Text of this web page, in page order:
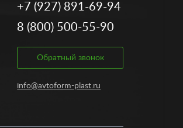
+7 (927) 891-69-94
8 (800) 500-55-90
Обратный звонок
info@avtoform-plast.ru